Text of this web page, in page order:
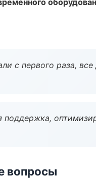
с первого раза,
поддержка,
вопросы